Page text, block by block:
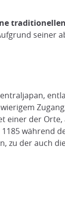
seiner
einer der
während
zu der auch